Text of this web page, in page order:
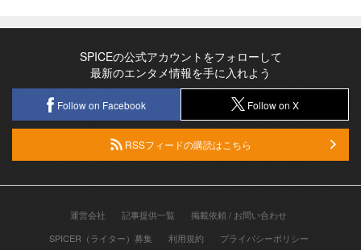
SPICEの公式アカウントをフォローして
最新のエンタメ情報を手に入れよう
Follow on Facebook Follow on X
RSSフィードの購読はこちら
運営会社 記事提供一覧
掲載依頼 / お問い合わせ
SPICER（ライター）募集
利用規約 プライバシーポリシー